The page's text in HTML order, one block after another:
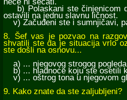
b) Polaskani ste činjenicom
ostavili na jednu slavnu ličnost.
v) Začuđeni ste i sumnjičavi,
8. Šef vas je pozvao na
shvatili ste da je situacija vrlo
ste došli na osnovu...
a) ... njegovog strogog
b) ... hladnoće koju ste osetili
v) ... oštrog tona u njegovom
9. Kako znate da ste zaljubljeni?